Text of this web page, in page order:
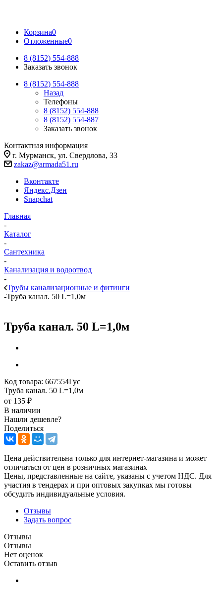
Корзина0
Отложенные0
8 (8152) 554-888
Заказать звонок
8 (8152) 554-888
Назад
Телефоны
8 (8152) 554-888
8 (8152) 554-887
Заказать звонок
Контактная информация
г. Мурманск, ул. Свердлова, 33
zakaz@armada51.ru
Вконтакте
Яндекс.Дзен
Snapchat
Главная
-
Каталог
-
Сантехника
-
Канализация и водоотвод
-
Трубы канализационные и фитинги
-Труба канал. 50 L=1,0м
Труба канал. 50 L=1,0м
Код товара: 667554Гус
Труба канал. 50 L=1,0м
от 135 ₽
В наличии
Нашли дешевле?
Поделиться
Цена действительна только для интернет-магазина и может
отличаться от цен в розничных магазинах
Цены, представленные на сайте, указаны с учетом НДС. Для
участия в тендерах и при оптовых закупках мы готовы
обсудить индивидуальные условия.
Отзывы
Задать вопрос
Отзывы
Отзывы
Нет оценок
Оставить отзыв